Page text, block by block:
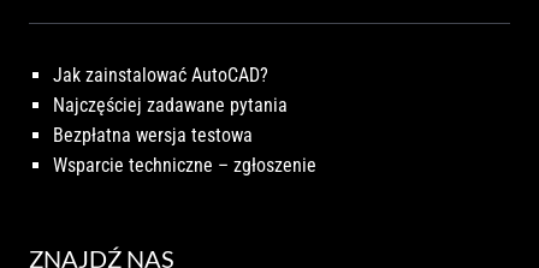
Jak zainstalować AutoCAD?
Najczęściej zadawane pytania
Bezpłatna wersja testowa
Wsparcie techniczne – zgłoszenie
ZNAJDŹ NAS